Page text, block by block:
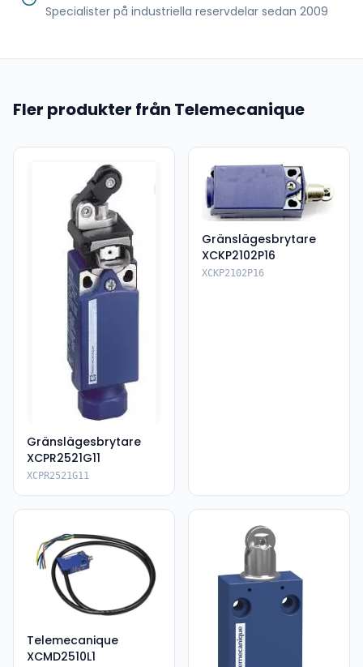
Specialister på industriella reservdelar sedan 2009
Fler produkter från Telemecanique
Gränslägesbrytare
XCPR2521G11
XCPR2521G11
Gränslägesbrytare
XCKP2102P16
XCKP2102P16
Telemecanique
XCMD2510L1